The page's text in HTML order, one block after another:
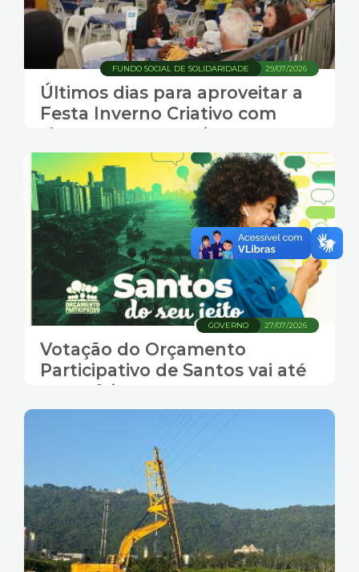
29/07/2026
FUNDO SOCIAL DE SOLIDARIDADE
Últimos dias para aproveitar a
Festa Inverno Criativo com
shows, gastronomia e
transporte grátis em Santos
27/07/2026
GOVERNO
Votação do Orçamento
Participativo de Santos vai até
sexta-feira